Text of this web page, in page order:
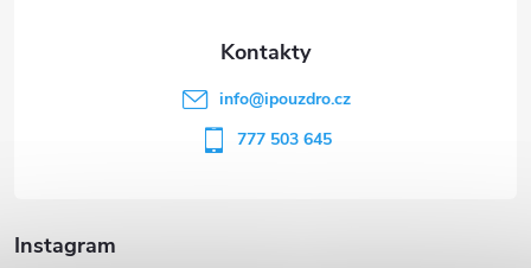
Instagram
info@ipouzdro.cz
777 503 645